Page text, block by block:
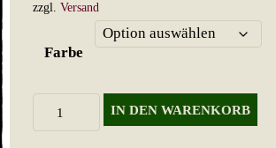
zzgl. Versand
Farbe
Wandtuch
IN DEN WARENKORB